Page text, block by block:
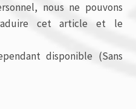
nous ne pouvons
cet article et le
disponible (Sans